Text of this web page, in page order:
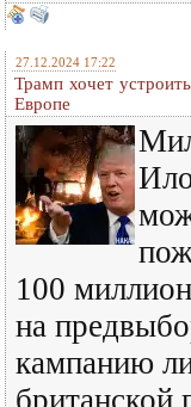
27.12.2024 17:22
Трамп хочет
Европе
100
на
кампанию
британской